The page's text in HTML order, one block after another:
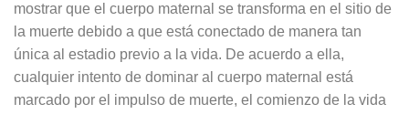
mostrar que el cuerpo maternal se transforma en el sitio de
la muerte debido a que está conectado de manera tan
única al estadio previo a la vida. De acuerdo a ella,
cualquier intento de dominar al cuerpo maternal está
marcado por el impulso de muerte, el comienzo de la vida